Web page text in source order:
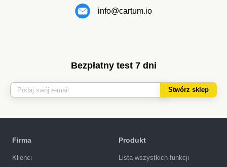
info@cartum.io
Bezpłatny test 7 dni
Stwórz sklep
Firma
Klienci
Produkt
Lista wszystkich funkcji